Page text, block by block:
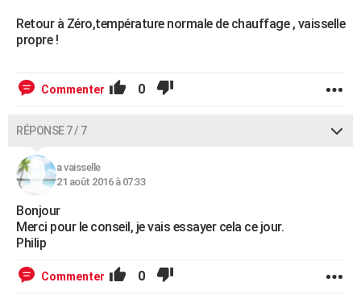
Retour à Zéro,température normale de chauffage , vaisselle
propre !
Commenter 0
RÉPONSE 7 / 7
a vaisselle
21 août 2016 à 07:33
Bonjour
Merci pour le conseil, je vais essayer cela ce jour.
Philip
Commenter 0